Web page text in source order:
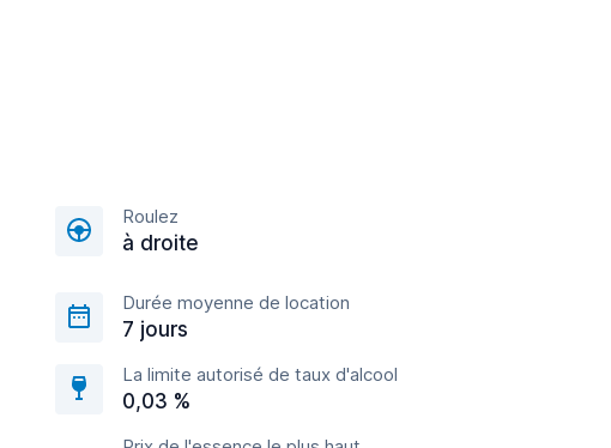
Roulez
à droite
Durée moyenne de location
7 jours
La limite autorisé de taux d'alcool
0,03 %